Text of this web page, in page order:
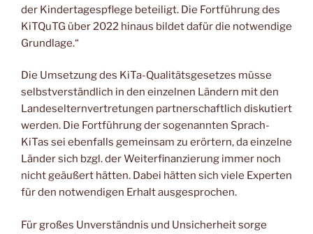
der Kindertagespflege beteiligt. Die Fortführung des
KiTQuTG über 2022 hinaus bildet dafür die notwendige
Grundlage.“
Die Umsetzung des KiTa-Qualitätsgesetzes müsse
selbstverständlich in den einzelnen Ländern mit den
Landeselternvertretungen partnerschaftlich diskutiert
werden. Die Fortführung der sogenannten Sprach-
KiTas sei ebenfalls gemeinsam zu erörtern, da einzelne
Länder sich bzgl. der Weiterfinanzierung immer noch
nicht geäußert hätten. Dabei hätten sich viele Experten
für den notwendigen Erhalt ausgesprochen.
Für großes Unverständnis und Unsicherheit sorge